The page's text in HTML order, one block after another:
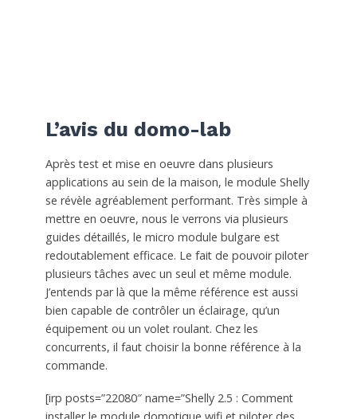
L’avis du domo-lab
Après test et mise en oeuvre dans plusieurs
applications au sein de la maison, le module Shelly
se révèle agréablement performant. Très simple à
mettre en oeuvre, nous le verrons via plusieurs
guides détaillés, le micro module bulgare est
redoutablement efficace. Le fait de pouvoir piloter
plusieurs tâches avec un seul et même module.
J’entends par là que la même référence est aussi
bien capable de contrôler un éclairage, qu’un
équipement ou un volet roulant. Chez les
concurrents, il faut choisir la bonne référence à la
commande.
[irp posts=”22080″ name=”Shelly 2.5 : Comment